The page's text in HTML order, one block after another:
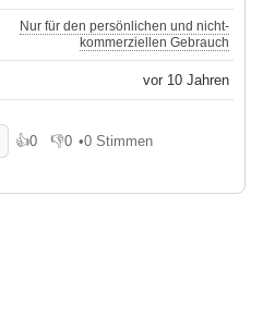
Nur für den persönlichen und nicht-
kommerziellen Gebrauch
vor 10 Jahren
👍0
Gefällt mir
👎0
Gefällt mir nicht
•0 Stimmen